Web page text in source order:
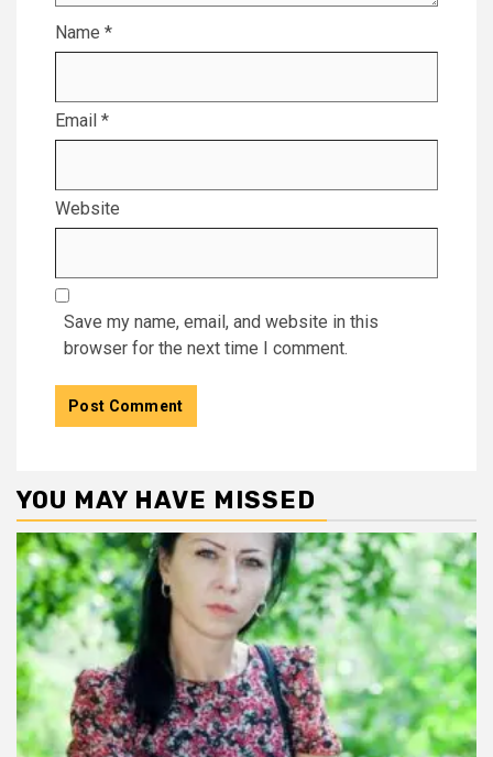
Name *
Email *
Website
Save my name, email, and website in this
browser for the next time I comment.
YOU MAY HAVE MISSED